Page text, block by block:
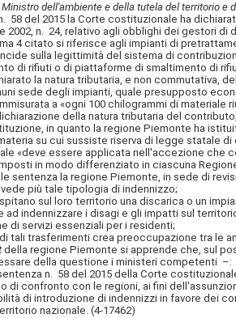
Ministro dell'ambiente e della tutela del territorio e
del 2015 la Corte costituzionale ha
2002, n. 24, relativo agli obblighi dei gestori
4 citato si riferisce agli impianti di
sulla legittimità del sistema di
di rifiuti o di piattaforme di smaltimento di
la natura tributaria, e non commutativa,
sede degli impianti, quale presupposto
a «ogni 100 chilogrammi di materiale
della natura tributaria del
in quanto la regione Piemonte ha
su cui sussiste riserva di legge statale
«deve essere applicata nell'accezione che
in modo differenziato in ciascuna
la regione Piemonte, in sede di
più tale tipologia di indennizzo;
sul loro territorio una discarica o un
indennizzare i disagi e gli impatti sul
di servizi essenziali per i residenti;
trasferimenti crea preoccupazione tra le
della regione Piemonte si apprende che, sul
della questione i ministeri competenti –:
n. 58 del 2015 della Corte
di confronto con le regioni, ai fini
di introduzione di indennizzi in favore dei
nazionale. (4-17462)